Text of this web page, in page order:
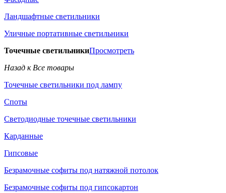
Ландшафтные светильники
Уличные портативные светильники
Точечные светильникиПросмотреть
Назад к Все товары
Точечные светильники под лампу
Споты
Светодиодные точечные светильники
Карданные
Гипсовые
Безрамочные софиты под натяжной потолок
Безрамочные софиты под гипсокартон